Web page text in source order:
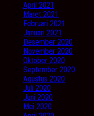
April 2021
Maret 2021
Februari 2021
Januari 2021
Desember 2020
November 2020
Oktober 2020
September 2020
Agustus 2020
Juli 2020
Juni 2020
Mei 2020